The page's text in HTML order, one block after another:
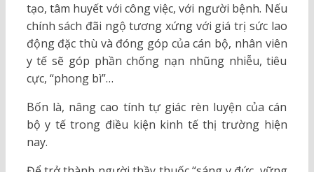
tạo, tâm huyết với công việc, với người bệnh. Nếu
chính sách đãi ngộ tương xứng với giá trị sức lao
động đặc thù và đóng góp của cán bộ, nhân viên
y tế sẽ góp phần chống nạn nhũng nhiễu, tiêu
cực, “phong bì”…
Bốn là, nâng cao tính tự giác rèn luyện của cán
bộ y tế trong điều kiện kinh tế thị trường hiện
nay.